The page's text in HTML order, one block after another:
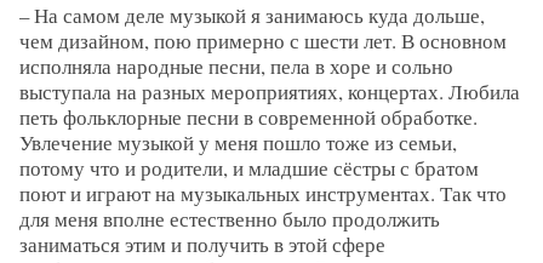
– На самом деле музыкой я занимаюсь куда дольше,
чем дизайном, пою примерно с шести лет. В основном
исполняла народные песни, пела в хоре и сольно
выступала на разных мероприятиях, концертах. Любила
петь фольклорные песни в современной обработке.
Увлечение музыкой у меня пошло тоже из семьи,
потому что и родители, и младшие сёстры с братом
поют и играют на музыкальных инструментах. Так что
для меня вполне естественно было продолжить
заниматься этим и получить в этой сфере